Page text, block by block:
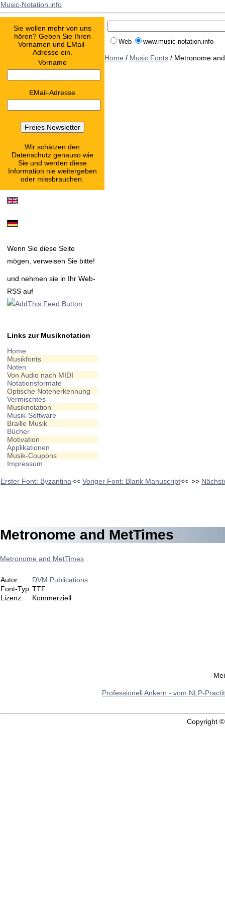
Music-Notation.info
Sie wollen mehr von uns
hören? Geben Sie Ihren
Vornamen und EMail-
Adresse ein.
Vorname
EMail-Adresse
Wir schätzen den
Datenschutz genauso wie
Sie und werden diese
Information nie weitergeben
oder missbrauchen.
Wenn Sie diese Seite
mögen, verweisen Sie bitte!
und nehmen sie in Ihr Web-
RSS auf
Links zur Musiknotation
Home
Musikfonts
Noten
Von Audio nach MIDI
Notationsformate
Optische Notenerkennung
Vermischtes
Musiknotation
Musik-Software
Braille Musik
Bücher
Motivation
Applikationen
Musik-Coupons
Impressum
Web www.music-notation.info
Home / Music Fonts / Metronome
Erster Font: Byzantina<< Voriger Font: Blank Manuscript<< >>
Metronome and MetTimes
Metronome and MetTimes
Autor:
DVM Publications
Font-Typ:TTF
Lizenz:
Kommerziell
Professionell Ankern - vom NLP-
Copyright